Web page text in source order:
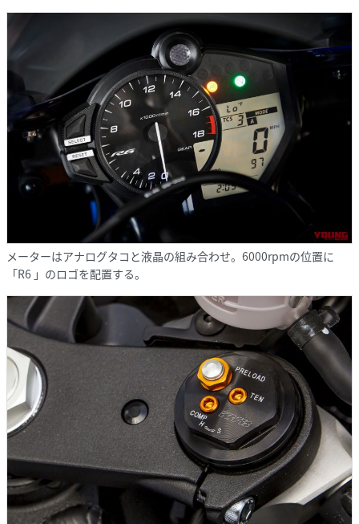
メーターはアナログタコと液晶の組み合わせ。6000rpmの位置に
「R6 」のロゴを配置する。